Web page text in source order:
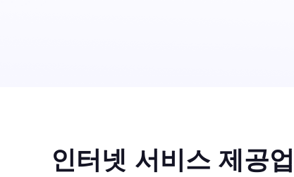
인터넷 서비스 제공